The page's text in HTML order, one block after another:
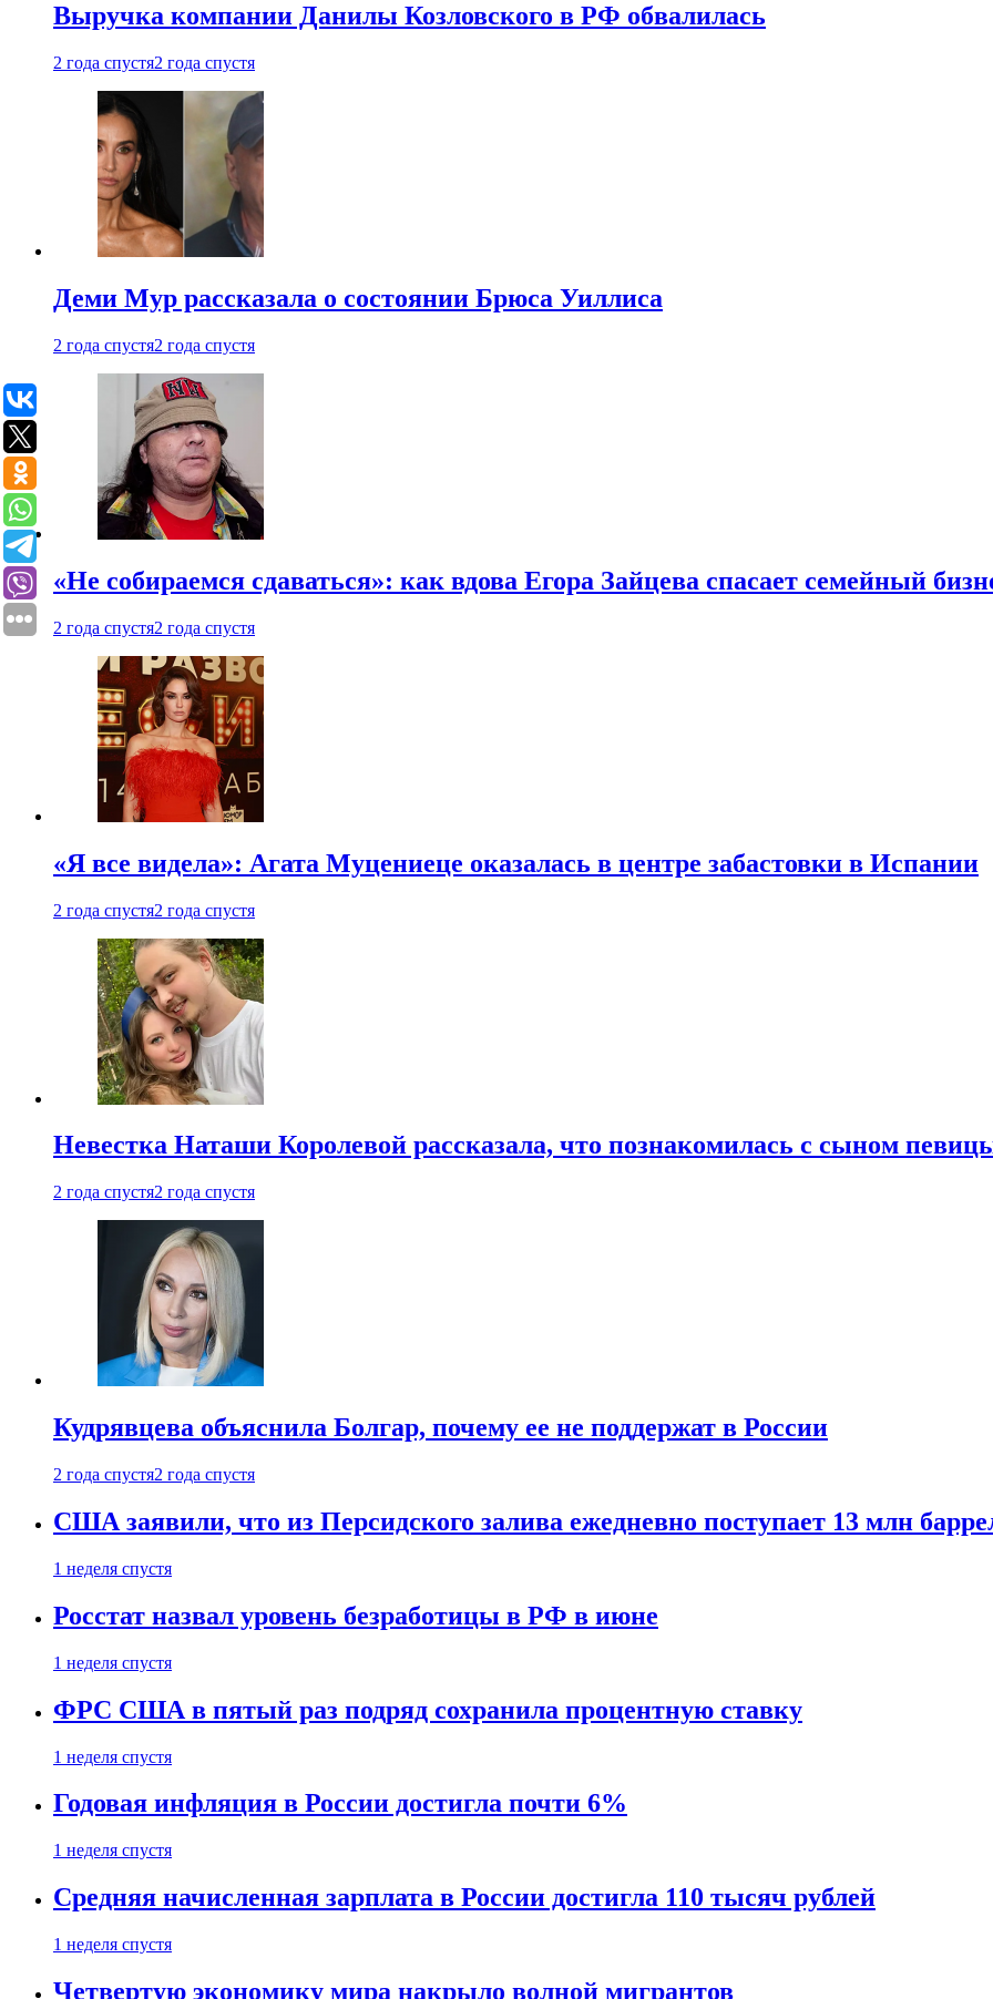
Выручка компании Данилы Козловского в РФ обвалилась
2 года спустя2 года спустя
Деми Мур рассказала о состоянии Брюса Уиллиса
2 года спустя2 года спустя
«Не собираемся сдаваться»: как вдова Егора Зайцева спасает семейный
2 года спустя2 года спустя
«Я все видела»: Агата Муцениеце оказалась в центре забастовки в Испании
2 года спустя2 года спустя
Невестка Наташи Королевой рассказала, что познакомилась с сыном
2 года спустя2 года спустя
Кудрявцева объяснила Болгар, почему ее не поддержат в России
2 года спустя2 года спустя
США заявили, что из Персидского залива ежедневно поступает 13 млн
1 неделя спустя
Росстат назвал уровень безработицы в РФ в июне
1 неделя спустя
ФРС США в пятый раз подряд сохранила процентную ставку
1 неделя спустя
Годовая инфляция в России достигла почти 6%
1 неделя спустя
Средняя начисленная зарплата в России достигла 110 тысяч рублей
1 неделя спустя
Четвертую экономику мира накрыло волной мигрантов